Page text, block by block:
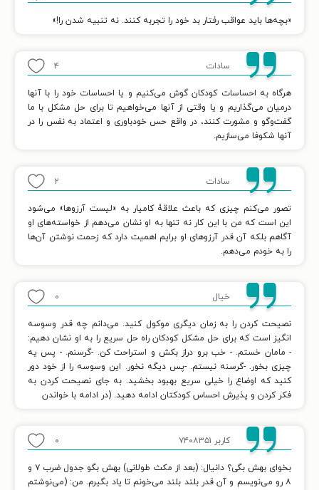
«بچه‌ها باید عواقب رفتار بد خود را تجربه کنند. نه تنبیه شدن را!»
سادات ۴
هرگاه به احساسات کودکان گوش می‌کنیم و یا احساسات خود را با آنها
درمیان می‌گذاریم و یا وقتی از آنها می‌خواهیم تا برای حل مشکل با ما
گفت‌وگو و مشورت کنند، در واقع حس خودباوری و اعتماد به نفس را در
آنها شکوفا می‌سازیم.
سادات ۲
تصور می‌کنم چیزی که باعث علاقۀ کامیار به «لیست آرزوها» می‌شود
این است که من با این کار نه تنها به او نشان می‌دهم از خواسته‌های او
آگاهم بلکه آن قدر آرزوهای او برایم اهمیت دارد که زحمت نوشتن آن‌ها
را به خودم می‌دهم.
خیال ۰
نصیحت کردن را به زمان دیگری موکول کنید. می‌دانم چه قدر وسوسه
انگیز است که برای حل مشکل کودکان راه حل سریع را به او نشان دهیم:
- مامان خستم. - خب برو دراز بکش و استراحت کن. -گرسنم. - پس یه
چیزی بخور. -گرسنه نیستم. -پس دیگه نخور. این وسوسه را از خود دور
کنید که اوضاع را خیلی سریع بهبود بخشید. به جای نصیحت کردن به
فکر کردن و پذیرش احساس کودکتان ادامه دهید. (در ادامه با خواندن
کاربر ۷۴۰۸۳۵۱ ۰
بخوای بهش بگی؟ دانیال: (بعد از مکث طولانی) بهش بگو جدول ضرب ۷ و
۸ رو می‌نویسم و آن قدر بلند بلند می‌خونم تا یاد بگیرم. من: (می‌نوشتم